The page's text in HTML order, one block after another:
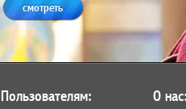
смотреть
Пользователям: О